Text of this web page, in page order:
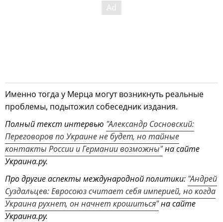
Именно тогда у Мерца могут возникнуть реальные
проблемы, подытожил собеседник издания.
Полный текст интервью "Александр Сосновский:
Переговоров по Украине не будет, но тайные
контакты России и Германии возможны"на сайте
Украина.ру.
Про другие аспекты международной политики: "Андрей
Суздальцев: Евросоюз считает себя империей, но когда
Украина рухнет, он начнет крошиться"на сайте
Украина.ру.